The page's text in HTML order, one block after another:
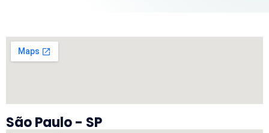
São Paulo - SP